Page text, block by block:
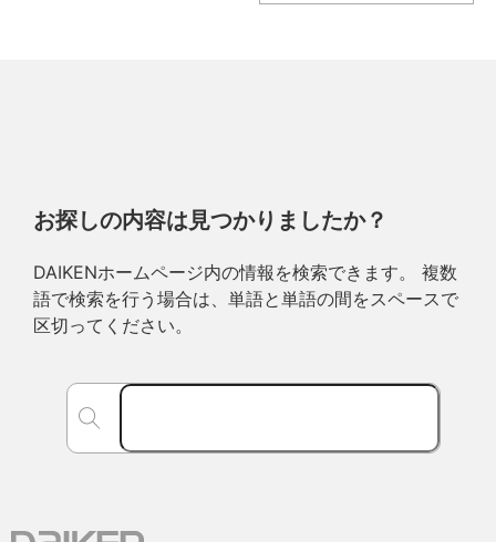
お探しの内容は見つかりましたか？
DAIKENホームページ内の情報を検索できます。 複数
語で検索を行う場合は、単語と単語の間をスペースで
区切ってください。